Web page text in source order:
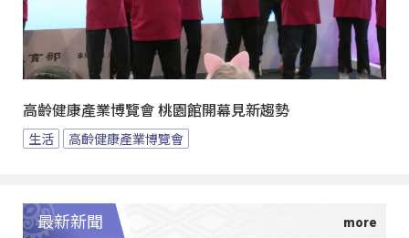
高齡健康產業博覽會 桃園館開幕見新趨勢
生活 高齡健康產業博覽會
最新新聞